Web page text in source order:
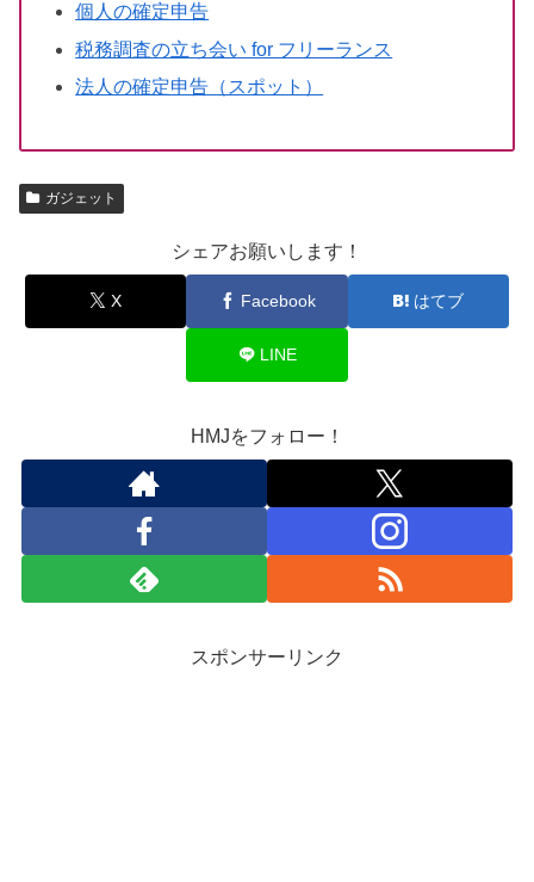
個人の確定申告
税務調査の立ち会い for フリーランス
法人の確定申告（スポット）
ガジェット
シェアお願いします！
X Facebook はてブ
LINE
HMJをフォロー！
スポンサーリンク